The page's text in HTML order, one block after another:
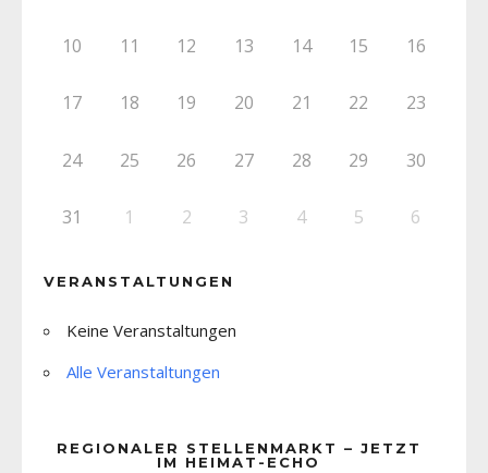
10 11 12 13 14 15 16
17 18 19 20 21 22 23
24 25 26 27 28 29 30
31 1 2 3 4 5 6
VERANSTALTUNGEN
Keine Veranstaltungen
Alle Veranstaltungen
REGIONALER STELLENMARKT – JETZT
IM HEIMAT-ECHO